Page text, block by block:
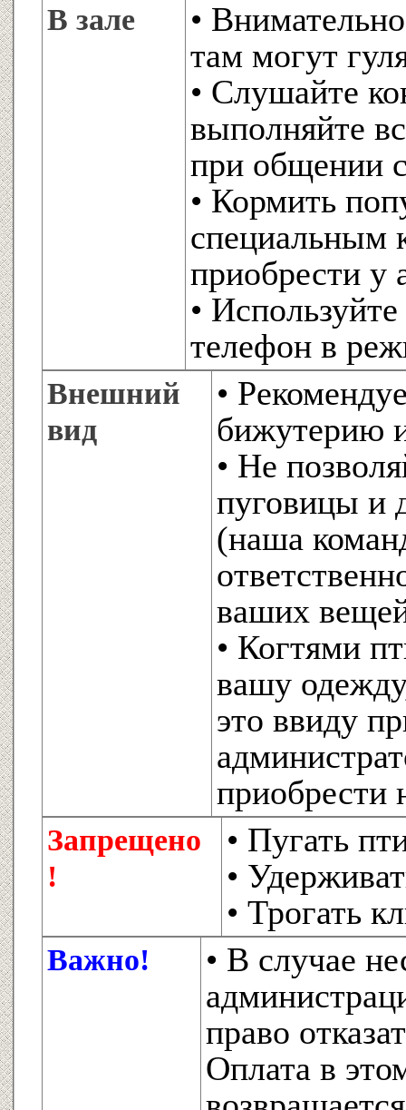
В зале
•
там могут
• Слушайте
выполняйте
при общении
• Кормить
специальным
приобрести у
•
телефон в
Внешний
вид
•
бижутерию
• Не
пуговицы и
(наша
ваших
• Когтями
вашу
это ввиду
приобрести
Запрещено
!
• Пугать
•
• Трогать
Важно!
• В случае
право
Оплата в